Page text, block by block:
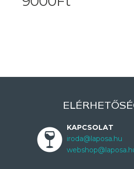
KAPCSOLAT
iroda@laposa.hu